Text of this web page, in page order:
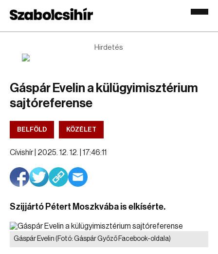
Hirdetés
Gáspár Evelin a külügyimisztérium
sajtóreferense
BELFÖLD KÖZÉLET
Cívishír | 2025. 12. 12. | 17:46:11
Szijjártó Pétert Moszkvába is elkísérte.
Gáspár Evelin (Fotó: Gáspár Győző Facebook-oldala)